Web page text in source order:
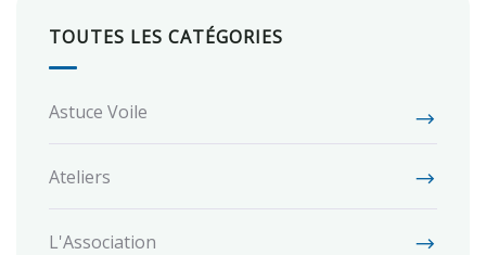
TOUTES LES CATÉGORIES
Astuce Voile
Ateliers
L'Association